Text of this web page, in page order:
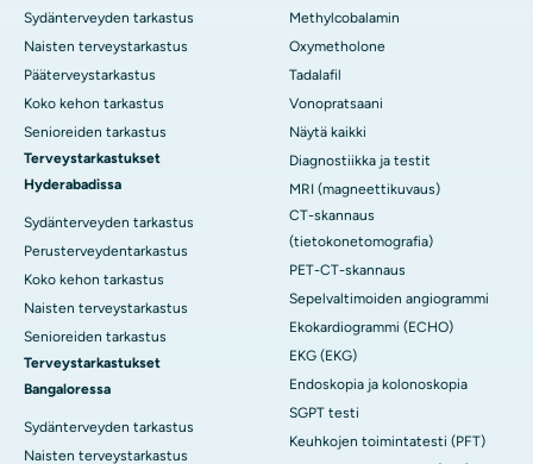
Sydänterveyden tarkastus
Naisten terveystarkastus
Pääterveystarkastus
Koko kehon tarkastus
Senioreiden tarkastus
Terveystarkastukset
Hyderabadissa
Sydänterveyden tarkastus
Perusterveydentarkastus
Koko kehon tarkastus
Naisten terveystarkastus
Senioreiden tarkastus
Terveystarkastukset
Bangaloressa
Sydänterveyden tarkastus
Naisten terveystarkastus
Methylcobalamin
Oxymetholone
Tadalafil
Vonopratsaani
Näytä kaikki
Diagnostiikka ja testit
MRI (magneettikuvaus)
CT-skannaus
(tietokonetomografia)
PET-CT-skannaus
Sepelvaltimoiden angiogrammi
Ekokardiogrammi (ECHO)
EKG (EKG)
Endoskopia ja kolonoskopia
SGPT testi
Keuhkojen toimintatesti (PFT)